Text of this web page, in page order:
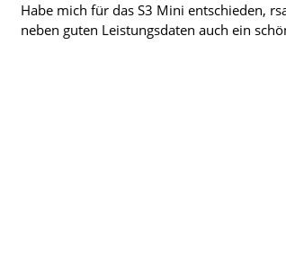
Habe mich für das S3 Mini entschieden,
neben guten Leistungsdaten auch ein